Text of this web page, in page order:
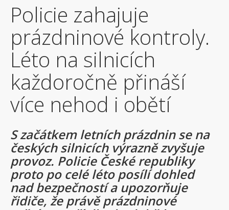
Policie zahajuje
prázdninové kontroly.
Léto na silnicích
každoročně přináší
více nehod i obětí
S začátkem letních prázdnin se na
českých silnicích výrazně zvyšuje
provoz. Policie České republiky
proto po celé léto posílí dohled
nad bezpečností a upozorňuje
řidiče, že právě prázdninové